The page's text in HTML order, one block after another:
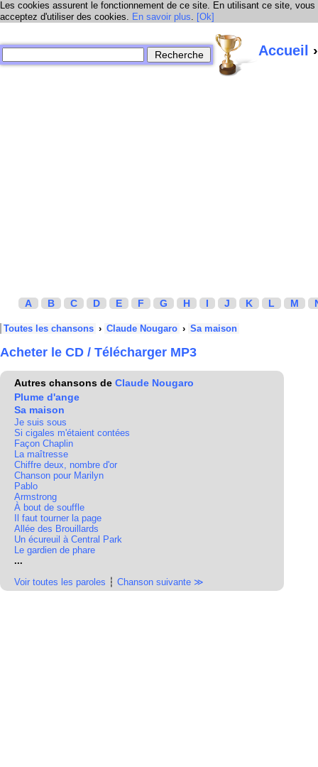
Les cookies assurent le fonctionnement de ce site. En utilisant ce site, vous
acceptez d'utiliser des cookies. En savoir plus. [Ok]
Accueil
A B C D E F G H I J K L M
Toutes les chansons › Claude Nougaro › Sa maison
Acheter le CD / Télécharger MP3
Autres chansons de Claude Nougaro
Plume d'ange
Sa maison
Je suis sous
Si cigales m'étaient contées
Façon Chaplin
La maîtresse
Chiffre deux, nombre d'or
Chanson pour Marilyn
Pablo
Armstrong
À bout de souffle
Il faut tourner la page
Allée des Brouillards
Un écureuil à Central Park
Le gardien de phare
...
Voir toutes les paroles ┆ Chanson suivante ≫